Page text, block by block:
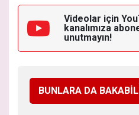
Videolar için
kanalımıza
unutmayın!
BUNLARA DA